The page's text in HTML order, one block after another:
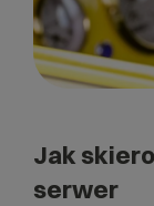
Jak
serwer